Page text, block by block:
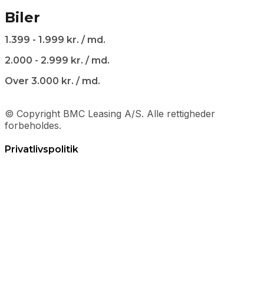
Biler
1.399 - 1.999 kr. / md.
2.000 - 2.999 kr. / md.
Over 3.000 kr. / md.
© Copyright BMC Leasing A/S. Alle rettigheder
forbeholdes.
Privatlivspolitik